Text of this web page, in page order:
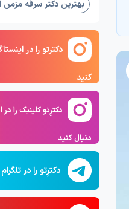
بهترین دکتر سرفه مزمن
دکترتو را در
کنید
دکترِتو کلینیک را در
دنبال کنید
دکترِتو را در